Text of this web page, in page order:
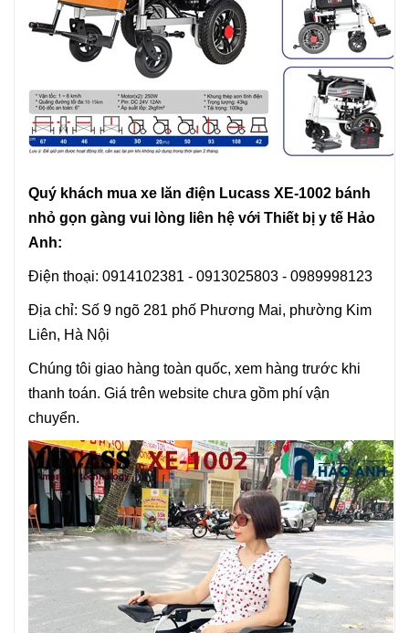
Quý khách mua xe lăn điện Lucass XE-1002 bánh
nhỏ gọn gàng vui lòng liên hệ với Thiết bị y tế Hảo
Anh:
Điện thoại: 0914102381 - 0913025803 - 0989998123
Địa chỉ: Số 9 ngõ 281 phố Phương Mai, phường Kim
Liên, Hà Nội
Chúng tôi giao hàng toàn quốc, xem hàng trước khi
thanh toán. Giá trên website chưa gồm phí vận
chuyển.